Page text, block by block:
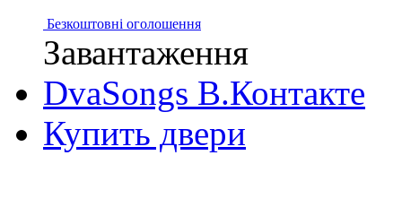
Безкоштовні оголошення
Завантаження
DvaSongs В.Контакте
Купить двери